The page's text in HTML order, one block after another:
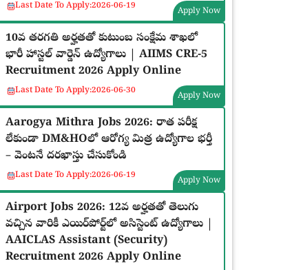
Last Date To Apply:2026-06-19 Apply Now
10వ తరగతి అర్హతతో కుటుంబ సంక్షేమ శాఖలో
భారీ హాస్టల్ వార్డెన్ ఉద్యోగాలు | AIIMS CRE-5
Recruitment 2026 Apply Online
Last Date To Apply:2026-06-30 Apply Now
Aarogya Mithra Jobs 2026: రాత పరీక్ష
లేకుండా DM&HOలో ఆరోగ్య మిత్ర ఉద్యోగాల భర్తీ
– వెంటనే దరఖాస్తు చేసుకోండి
Last Date To Apply:2026-06-19 Apply Now
Airport Jobs 2026: 12వ అర్హతతో తెలుగు
వచ్చిన వారికీ ఎయిర్‌పోర్ట్‌లో అసిస్టెంట్ ఉద్యోగాలు |
AAICLAS Assistant (Security)
Recruitment 2026 Apply Online